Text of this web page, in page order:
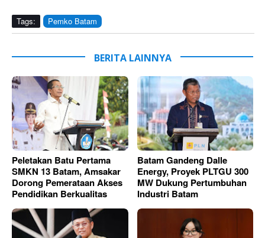
Tags: Pemko Batam
BERITA LAINNYA
Peletakan Batu Pertama
SMKN 13 Batam, Amsakar
Dorong Pemerataan Akses
Pendidikan Berkualitas
Batam Gandeng Dalle
Energy, Proyek PLTGU 300
MW Dukung Pertumbuhan
Industri Batam